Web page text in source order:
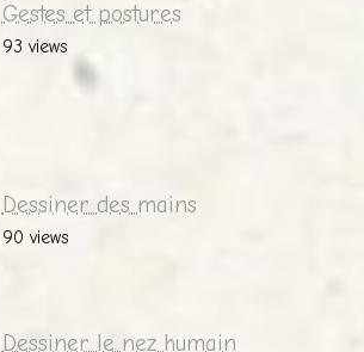
Gestes et postures
93 views
Dessiner des mains
90 views
Dessiner le nez humain